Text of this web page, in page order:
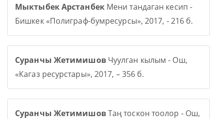
Мыктыбек АрстанбекМени тандаган кесип -
Бишкек «Полиграф-бумресурсы», 2017, - 216 б.
Суранчы ЖетимишовЧуулган кылым - Ош,
«Кагаз ресурстары», 2017, – 356 б.
Суранчы ЖетимишовТаң тоскон тоолор - Ош,